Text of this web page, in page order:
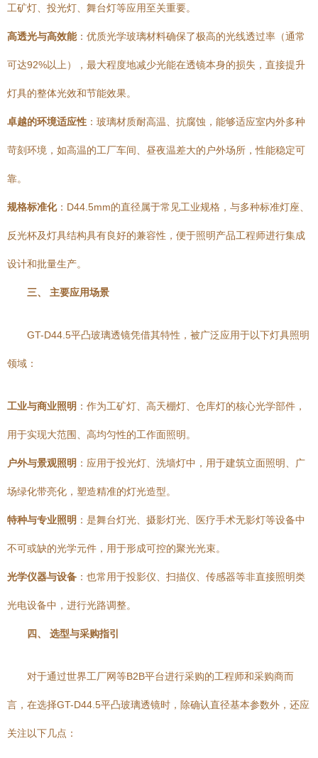
工矿灯、投光灯、舞台灯等应用至关重要。
高透光与高效能：优质光学玻璃材料确保了极高的光线透过率（通常
可达92%以上），最大程度地减少光能在透镜本身的损失，直接提升
灯具的整体光效和节能效果。
卓越的环境适应性 ：玻璃材质耐高温、抗腐蚀，能够适应室内外多种
苛刻环境，如高温的工厂车间、昼夜温差大的户外场所，性能稳定可
靠。
规格标准化：D44.5mm的直径属于常见工业规格，与多种标准灯座、
反光杯及灯具结构具有良好的兼容性，便于照明产品工程师进行集成
设计和批量生产。
三、 主要应用场景
GT-D44.5平凸玻璃透镜凭借其特性，被广泛应用于以下灯具照明
领域：
工业与商业照明 ：作为工矿灯、高天棚灯、仓库灯的核心光学部件，
用于实现大范围、高均匀性的工作面照明。
户外与景观照明 ：应用于投光灯、洗墙灯中，用于建筑立面照明、广
场绿化带亮化，塑造精准的灯光造型。
特种与专业照明 ：是舞台灯光、摄影灯光、医疗手术无影灯等设备中
不可或缺的光学元件，用于形成可控的聚光光束。
光学仪器与设备 ：也常用于投影仪、扫描仪、传感器等非直接照明类
光电设备中，进行光路调整。
四、 选型与采购指引
对于通过世界工厂网等B2B平台进行采购的工程师和采购商而
言，在选择GT-D44.5平凸玻璃透镜时，除确认直径基本参数外，还应
关注以下几点：